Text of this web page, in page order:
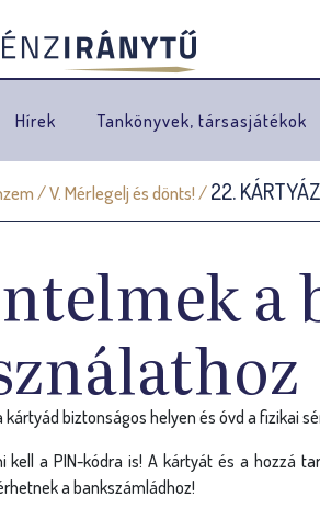
Hírek Tankönyvek, társasjátékok
/V. Mérlegelj és dönts!/22.
a
kártyád biztonságos helyen és óvd a fizikai
kell a PIN-kódra is! A kártyát és a hozzá
a bankszámládhoz!